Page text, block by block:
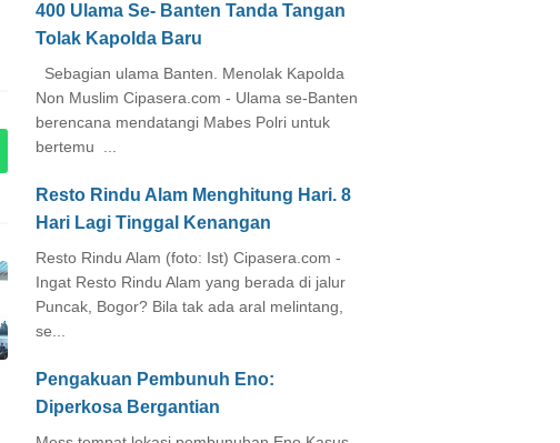
400 Ulama Se- Banten Tanda Tangan
Tolak Kapolda Baru
Sebagian ulama Banten. Menolak Kapolda
Non Muslim Cipasera.com - Ulama se-Banten
berencana mendatangi Mabes Polri untuk
bertemu ...
Resto Rindu Alam Menghitung Hari. 8
Hari Lagi Tinggal Kenangan
Resto Rindu Alam (foto: Ist) Cipasera.com -
Ingat Resto Rindu Alam yang berada di jalur
Puncak, Bogor? Bila tak ada aral melintang,
se...
Pengakuan Pembunuh Eno:
Diperkosa Bergantian